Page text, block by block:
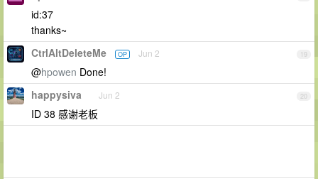
id:37
thanks~
19
CtrlAltDeleteMe OP Jun 2
@hpowen Done!
20
happysiva Jun 2
ID 38 感谢老板